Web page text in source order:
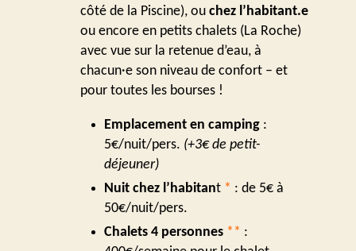
côté de la Piscine), ou chez l’habitant.e
ou encore en petits chalets (La Roche)
avec vue sur la retenue d’eau, à
chacun·e son niveau de confort – et
pour toutes les bourses !
Emplacement en camping:
5€/nuit/pers. (+3€ de petit-
déjeuner)
Nuit chez l’habitant * : de 5€ à
50€/nuit/pers.
Chalets 4 personnes ** :